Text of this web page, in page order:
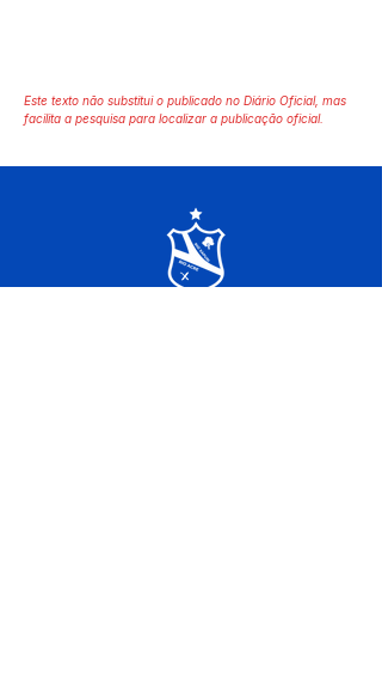
Este texto não substitui o publicado no Diário Oficial, mas
facilita a pesquisa para localizar a publicação oficial.